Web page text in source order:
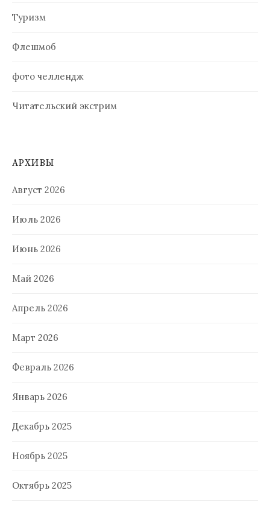
Туризм
Флешмоб
фото челлендж
Читательский экстрим
АРХИВЫ
Август 2026
Июль 2026
Июнь 2026
Май 2026
Апрель 2026
Март 2026
Февраль 2026
Январь 2026
Декабрь 2025
Ноябрь 2025
Октябрь 2025